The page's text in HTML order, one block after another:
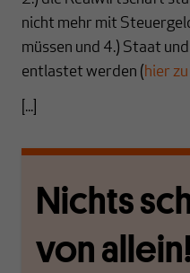
nicht mehr mit
müssen und 4.) Staat
entlastet werden (hier
[...]
Nichts
von